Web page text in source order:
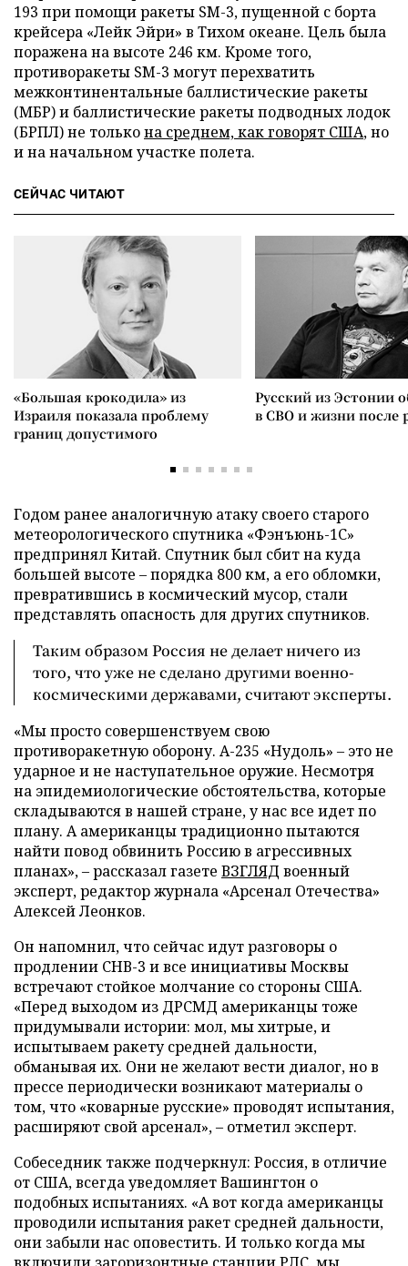
193 при помощи ракеты SM-3, пущенной с борта
крейсера «Лейк Эйри» в Тихом океане. Цель была
поражена на высоте 246 км. Кроме того,
противоракеты SM-3 могут перехватить
межконтинентальные баллистические ракеты
(МБР) и баллистические ракеты подводных лодок
(БРПЛ) не толькона среднем, как говорят США, но
и на начальном участке полета.
СЕЙЧАС ЧИТАЮТ
«Большая крокодила» из
Израиля показала проблему
границ допустимого
Русский из Эстонии
в СВО и жизни после
Годом ранее аналогичную атаку своего старого
метеорологического спутника «Фэнъюнь-1С»
предпринял Китай. Спутник был сбит на куда
большей высоте – порядка 800 км, а его обломки,
превратившись в космический мусор, стали
представлять опасность для других спутников.
Таким образом Россия не делает ничего из
того, что уже не сделано другими военно-
космическими державами, считают эксперты.
«Мы просто совершенствуем свою
противоракетную оборону. А-235 «Нудоль» – это не
ударное и не наступательное оружие. Несмотря
на эпидемиологические обстоятельства, которые
складываются в нашей стране, у нас все идет по
плану. А американцы традиционно пытаются
найти повод обвинить Россию в агрессивных
планах», – рассказал газете ВЗГЛЯД военный
эксперт, редактор журнала «Арсенал Отечества»
Алексей Леонков.
Он напомнил, что сейчас идут разговоры о
продлении СНВ-3 и все инициативы Москвы
встречают стойкое молчание со стороны США.
«Перед выходом из ДРСМД американцы тоже
придумывали истории: мол, мы хитрые, и
испытываем ракету средней дальности,
обманывая их. Они не желают вести диалог, но в
прессе периодически возникают материалы о
том, что «коварные русские» проводят испытания,
расширяют свой арсенал», – отметил эксперт.
Собеседник также подчеркнул: Россия, в отличие
от США, всегда уведомляет Вашингтон о
подобных испытаниях. «А вот когда американцы
проводили испытания ракет средней дальности,
они забыли нас оповестить. И только когда мы